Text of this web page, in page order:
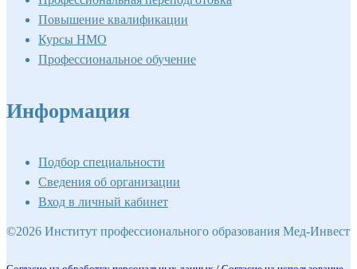
Повышение квалификации
Курсы НМО
Профессиональное обучение
Информация
Подбор специальности
Сведения об организации
Вход в личный кабинет
©2026 Институт профессионального образования Мед-Инвест